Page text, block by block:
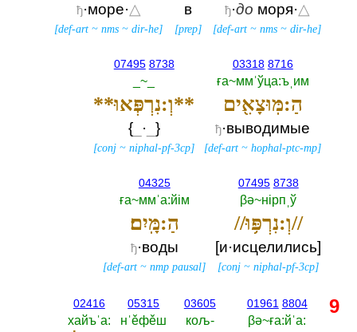
ђ·до моря·△
[def-art ~nms ~dir-he]
в
[prep]
ђ·море·△
[def-art ~nms ~dir-he]
03318 8716
ға~ммˈўца:ъˌим
הַ:מּֽוּצָאִ֖ים
ђ·выводимые
[def-art ~hophal-ptc-mp]
07495 8738
_~_
**וְ:נִרְפְּאוּ**
{‎_ · ‎}
[conj ~niphal-pf-3cp]
07495 8738
βә~нiрпˌў
//וְ:נִרְפּ֥וּ//
[и·исцелились]
[conj ~niphal-pf-3cp]
04325
ға~ммˈа:йiм
הַ:מָּֽיִם׃
ђ·воды
[def-art ~nmp pausal]
01961 8804
βә~ға:йˈа:‎
03605
кољ-‎
05315
нˈěфěш
02416
хайъˈа:‎
9